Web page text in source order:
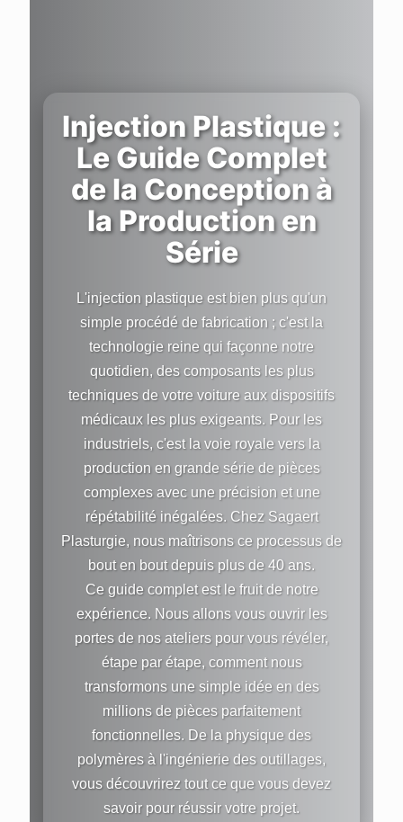
Injection Plastique :
Le Guide Complet
de la Conception à
la Production en
Série
L'injection plastique est bien plus qu'un
simple procédé de fabrication ; c'est la
technologie reine qui façonne notre
quotidien, des composants les plus
techniques de votre voiture aux dispositifs
médicaux les plus exigeants. Pour les
industriels, c'est la voie royale vers la
production en grande série de pièces
complexes avec une précision et une
répétabilité inégalées. Chez Sagaert
Plasturgie, nous maîtrisons ce processus de
bout en bout depuis plus de 40 ans.
Ce guide complet est le fruit de notre
expérience. Nous allons vous ouvrir les
portes de nos ateliers pour vous révéler,
étape par étape, comment nous
transformons une simple idée en des
millions de pièces parfaitement
fonctionnelles. De la physique des
polymères à l'ingénierie des outillages,
vous découvrirez tout ce que vous devez
savoir pour réussir votre projet.